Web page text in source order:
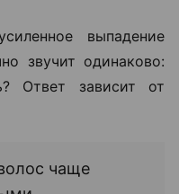
выпадение
звучит одинаково:
Ответ зависит от
чаще